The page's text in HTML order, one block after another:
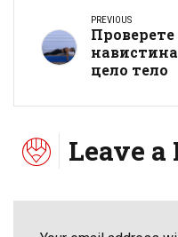
PREVIOUS
цело тело
Leave a